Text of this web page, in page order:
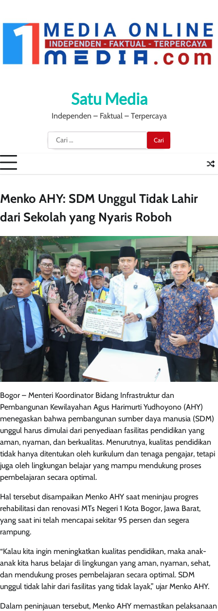
content
Satu Media
Independen – Faktual – Terpercaya
Cari
untuk:
Menko AHY: SDM Unggul Tidak Lahir
dari Sekolah yang Nyaris Roboh
Bogor – Menteri Koordinator Bidang Infrastruktur dan
Pembangunan Kewilayahan Agus Harimurti Yudhoyono (AHY)
menegaskan bahwa pembangunan sumber daya manusia (SDM)
unggul harus dimulai dari penyediaan fasilitas pendidikan yang
aman, nyaman, dan berkualitas. Menurutnya, kualitas pendidikan
tidak hanya ditentukan oleh kurikulum dan tenaga pengajar, tetapi
juga oleh lingkungan belajar yang mampu mendukung proses
pembelajaran secara optimal.
Hal tersebut disampaikan Menko AHY saat meninjau progres
rehabilitasi dan renovasi MTs Negeri 1 Kota Bogor, Jawa Barat,
yang saat ini telah mencapai sekitar 95 persen dan segera
rampung.
“Kalau kita ingin meningkatkan kualitas pendidikan, maka anak-
anak kita harus belajar di lingkungan yang aman, nyaman, sehat,
dan mendukung proses pembelajaran secara optimal. SDM
unggul tidak lahir dari fasilitas yang tidak layak,” ujar Menko AHY.
Dalam peninjauan tersebut, Menko AHY memastikan pelaksanaan